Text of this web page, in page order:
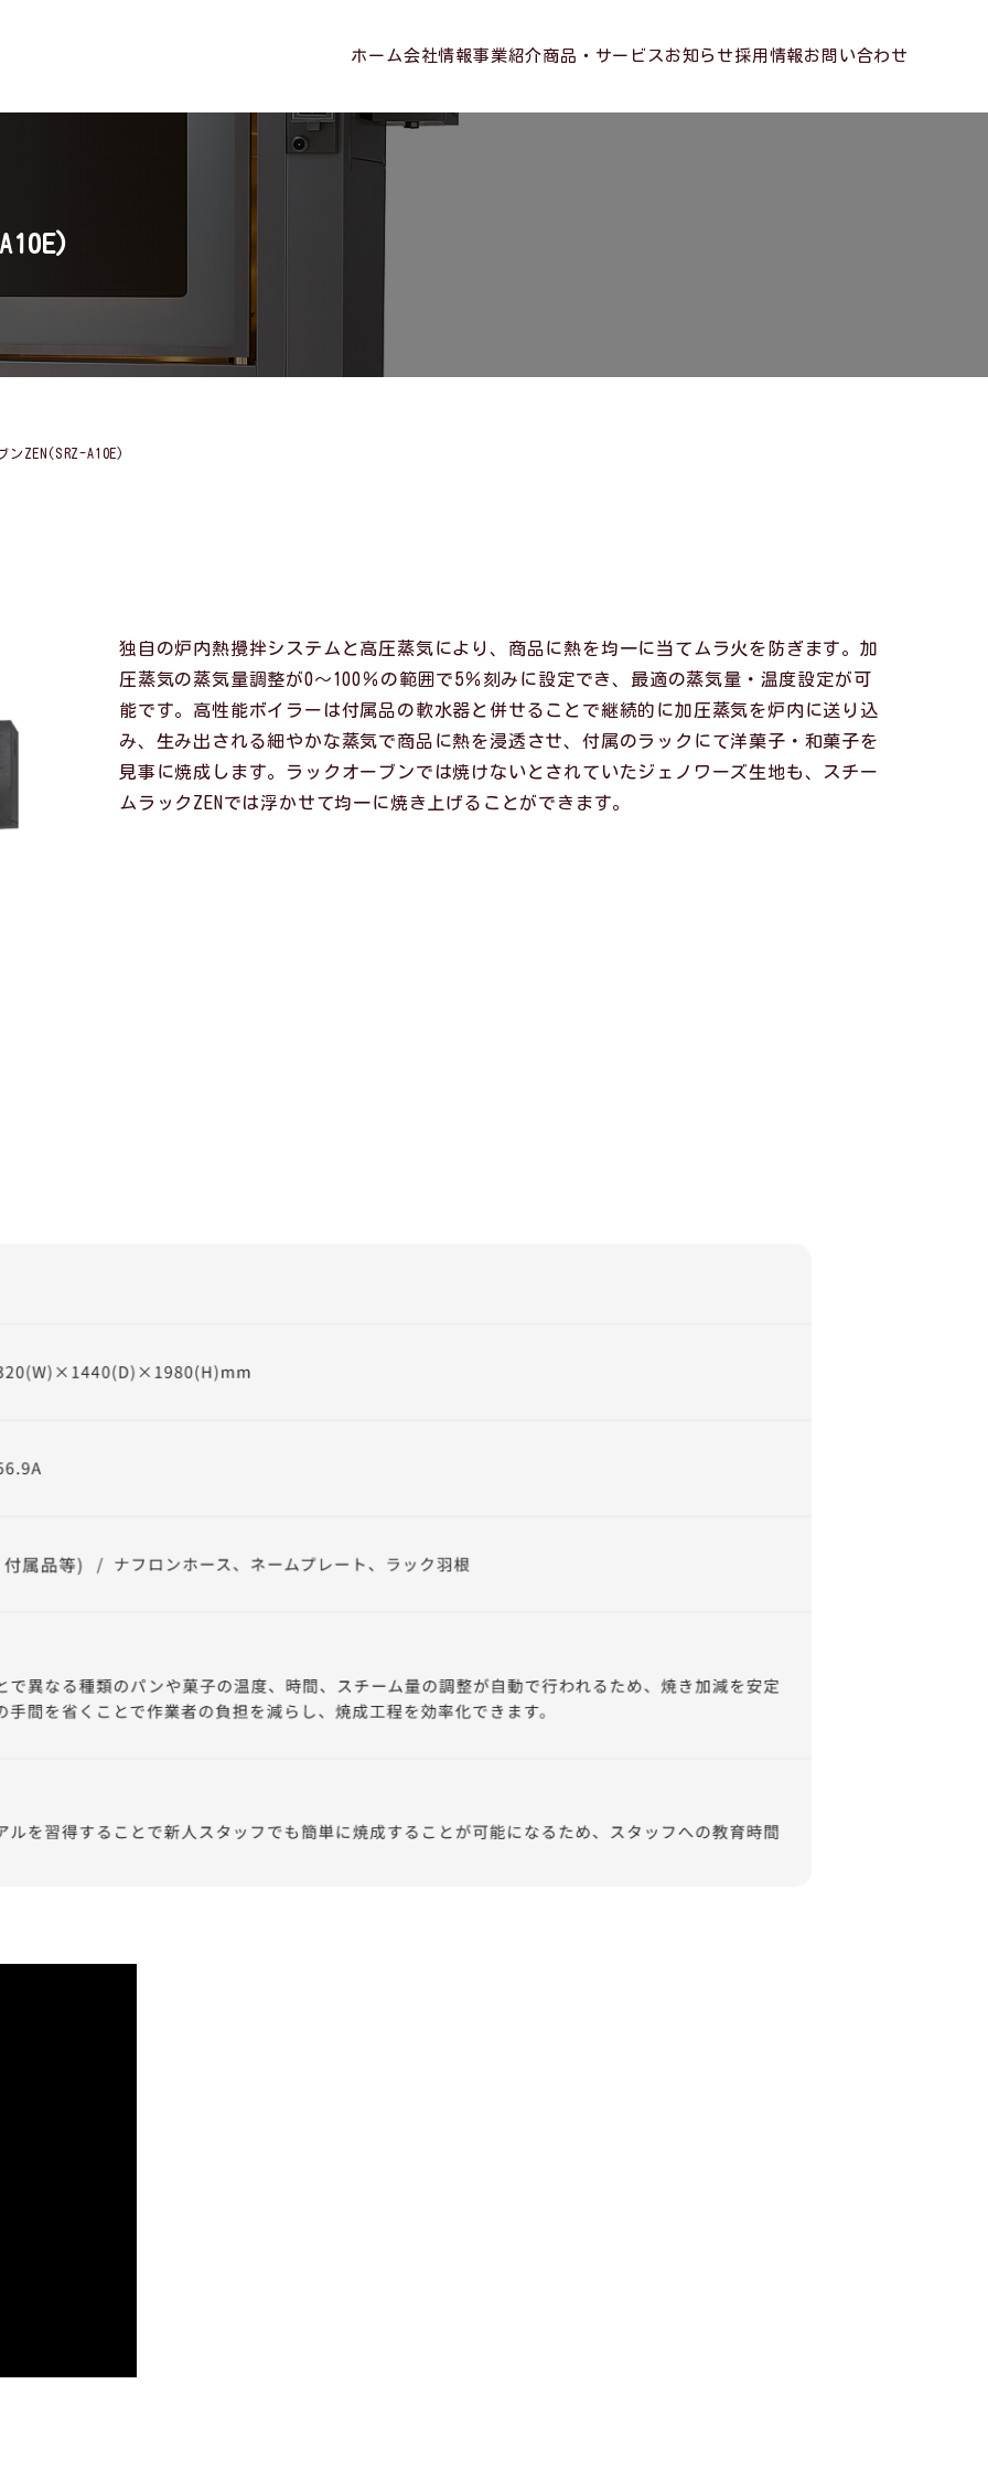
ホーム会社情報事業紹介商品・サービス お知らせ 採用情報 お問い合わせ
ンZEN(SRZ-A10E)
独自の炉内熱攪拌システムと高圧蒸気により、商品に熱を均一に当てムラ火を防ぎます。加
圧蒸気の蒸気量調整が0～100％の範囲で5％刻みに設定でき、最適の蒸気量・温度設定が可
能です。高性能ボイラーは付属品の軟水器と併せることで継続的に加圧蒸気を炉内に送り込
み、生み出される細やかな蒸気で商品に熱を浸透させ、付属のラックにて洋菓子・和菓子を
見事に焼成します。ラックオーブンでは焼けないとされていたジェノワーズ生地も、スチー
ムラックZENでは浮かせて均一に焼き上げることができます。